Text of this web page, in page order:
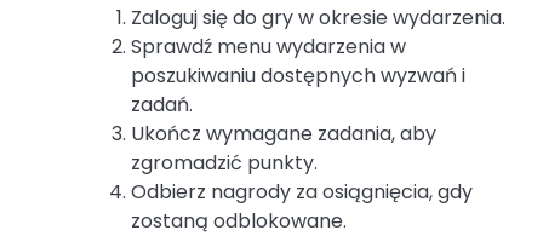
Zaloguj się do gry w okresie wydarzenia.
Sprawdź menu wydarzenia w
poszukiwaniu dostępnych wyzwań i
zadań.
Ukończ wymagane zadania, aby
zgromadzić punkty.
Odbierz nagrody za osiągnięcia, gdy
zostaną odblokowane.